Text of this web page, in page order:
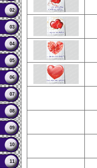
02
03
04
05
06
07
08
09
10
11